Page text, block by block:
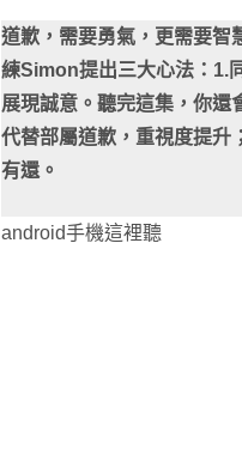
道歉，需要勇氣，更需要智
練Simon提出三大心法：1.
展現誠意。聽完這集，你還
代替部屬道歉，重視度提升
有還。
android手機這裡聽